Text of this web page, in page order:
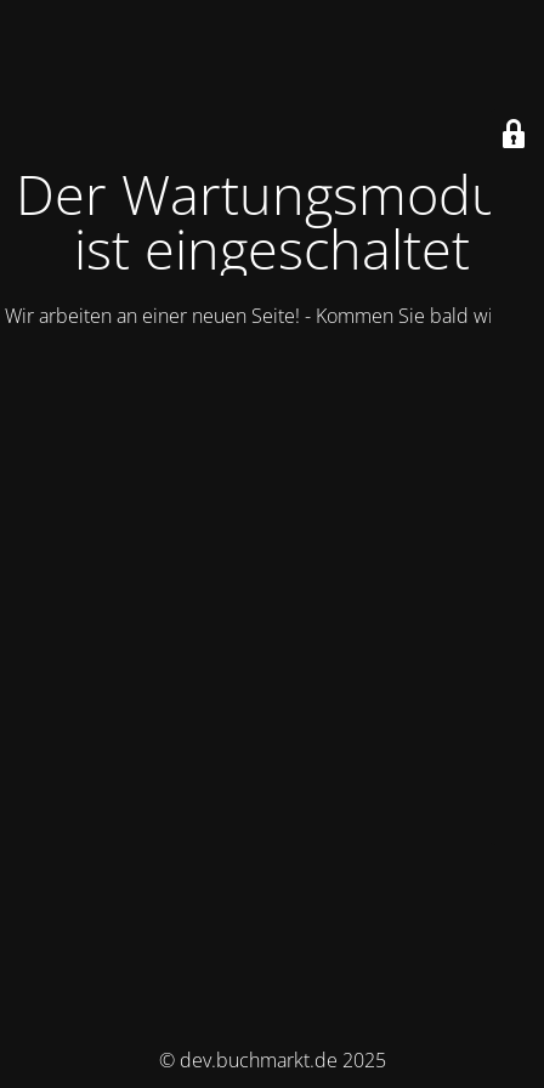
Der Wartungsmodus
ist eingeschaltet
Wir arbeiten an einer neuen Seite! - Kommen Sie bald wieder.
© dev.buchmarkt.de 2025